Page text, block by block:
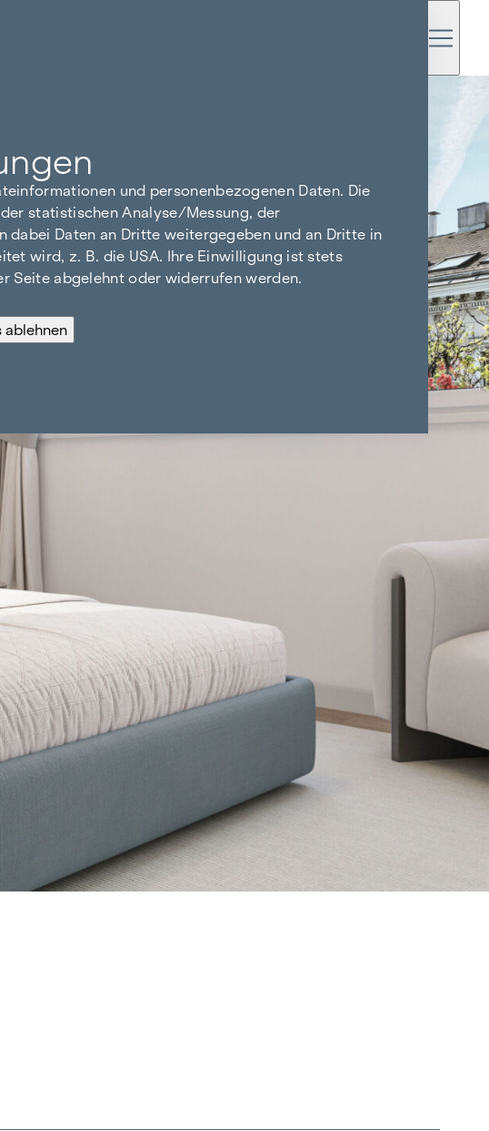
und personenbezogenen Daten. Die
statistischen Analyse/Messung, der
dabei Daten an Dritte weitergegeben und an Dritte in
wird, z. B. die USA. Ihre Einwilligung ist stets
Seite abgelehnt oder widerrufen werden.
ablehnen